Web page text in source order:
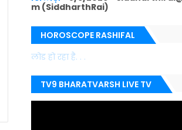
m (SiddharthRai)
HOROSCOPE RASHIFAL
लोड हो रहा है. . .
TV9 BHARATVARSH LIVE TV